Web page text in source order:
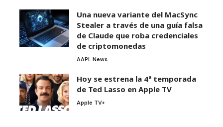
Una nueva variante del MacSync
Stealer a través de una guía falsa
de Claude que roba credenciales
de criptomonedas
AAPL News
Hoy se estrena la 4ª temporada
de Ted Lasso en Apple TV
Apple TV+